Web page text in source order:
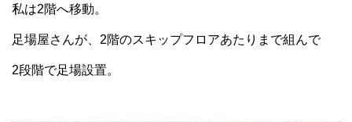
私は2階へ移動。
足場屋さんが、2階のスキップフロアあたりまで組んで
2段階で足場設置。